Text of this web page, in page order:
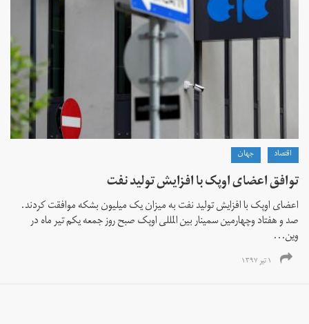
اقتصاد جهان
توافق اعضای اوپک با افزایش تولید نفت
اعضای اوپک با افزایش تولید نفت به میزان یک میلیون بشکه‌ موافقت کردند.
صد و هفتاد وچهارمین سمینار بین المللی اوپک صبح روز جمعه یکم تیر ماه در
وین...
۱ تیر ۱۳۹۷